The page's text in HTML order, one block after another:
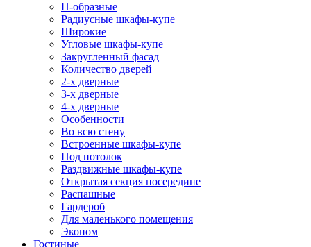
П-образные
Радиусные шкафы-купе
Широкие
Угловые шкафы-купе
Закругленный фасад
Количество дверей
2-х дверные
3-х дверные
4-х дверные
Особенности
Во всю стену
Встроенные шкафы-купе
Под потолок
Раздвижные шкафы-купе
Открытая секция посередине
Распашные
Гардероб
Для маленького помещения
Эконом
Гостиные